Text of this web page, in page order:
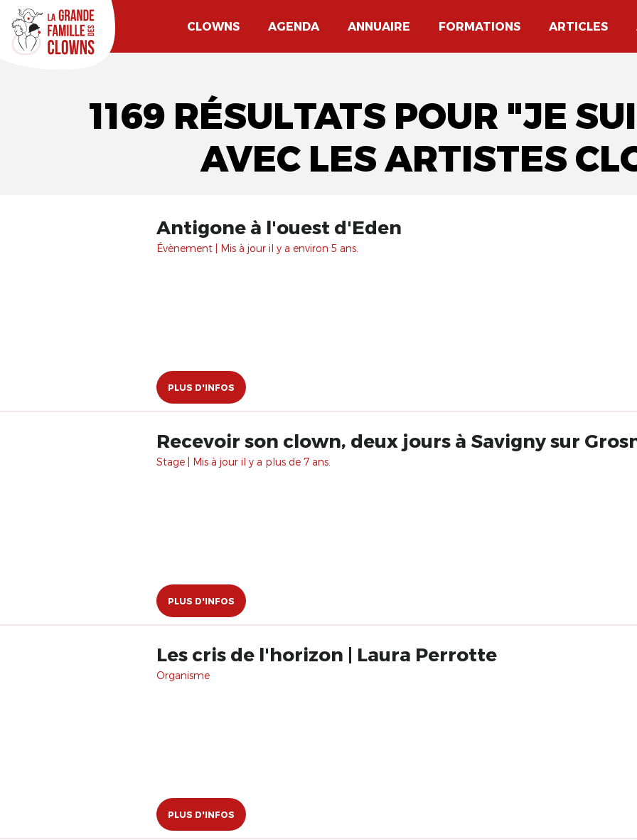
CLOWNS AGENDA ANNUAIRE FORMATIONS ARTICLES
1169 RÉSULTATS POUR "JE
AVEC LES ARTISTES
​Antigone à l'ouest d'Eden
Évènement | Mis à jour il y a environ 5 ans.
PLUS D'INFOS
Recevoir son clown, deux jours à Savigny sur
Stage | Mis à jour il y a plus de 7 ans.
PLUS D'INFOS
Les cris de l'horizon | Laura Perrotte
Organisme
PLUS D'INFOS